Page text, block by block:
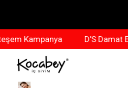
D'S Damat Erkek